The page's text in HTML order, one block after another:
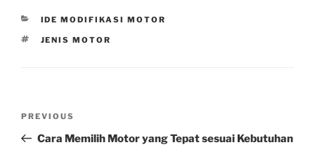
CATEGORIES
IDE MODIFIKASI MOTOR
TAGS
JENIS MOTOR
Previous
Post
PREVIOUS
Cara Memilih Motor yang Tepat sesuai Kebutuhan